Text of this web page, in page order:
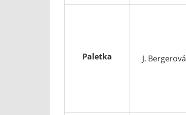
Paletka J. Bergerová